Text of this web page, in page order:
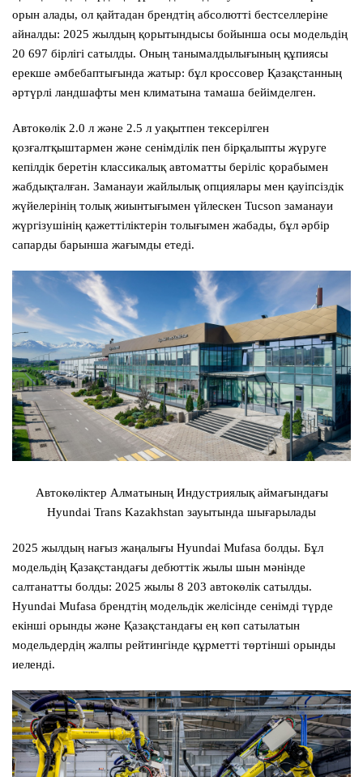
орын алады, ол қайтадан брендтің абсолютті бестселлеріне
айналды: 2025 жылдың қорытындысы бойынша осы модельдің
20 697 бірлігі сатылды. Оның танымалдылығының құпиясы
ерекше әмбебаптығында жатыр: бұл кроссовер Қазақстанның
әртүрлі ландшафты мен климатына тамаша бейімделген.
Автокөлік 2.0 л және 2.5 л уақытпен тексерілген
қозғалтқыштармен және сенімділік пен бірқалыпты жүруге
кепілдік беретін классикалық автоматты беріліс қорабымен
жабдықталған. Заманауи жайлылық опциялары мен қауіпсіздік
жүйелерінің толық жиынтығымен үйлескен Tucson заманауи
жүргізушінің қажеттіліктерін толығымен жабады, бұл әрбір
сапарды барынша жағымды етеді.
Автокөліктер Алматының Индустриялық аймағындағы
Hyundai Trans Kazakhstan зауытында шығарылады
2025 жылдың нағыз жаңалығы Hyundai Mufasa болды. Бұл
модельдің Қазақстандағы дебюттік жылы шын мәнінде
салтанатты болды: 2025 жылы 8 203 автокөлік сатылды.
Hyundai Mufasa брендтің модельдік желісінде сенімді түрде
екінші орынды және Қазақстандағы ең көп сатылатын
модельдердің жалпы рейтингінде құрметті төртінші орынды
иеленді.